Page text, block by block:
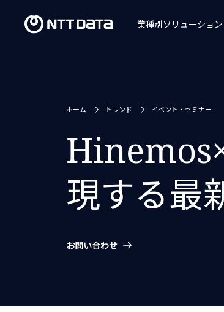
業種別ソリューション
ホーム トレンド イベント・セミナー
現する最
お問い合わせ